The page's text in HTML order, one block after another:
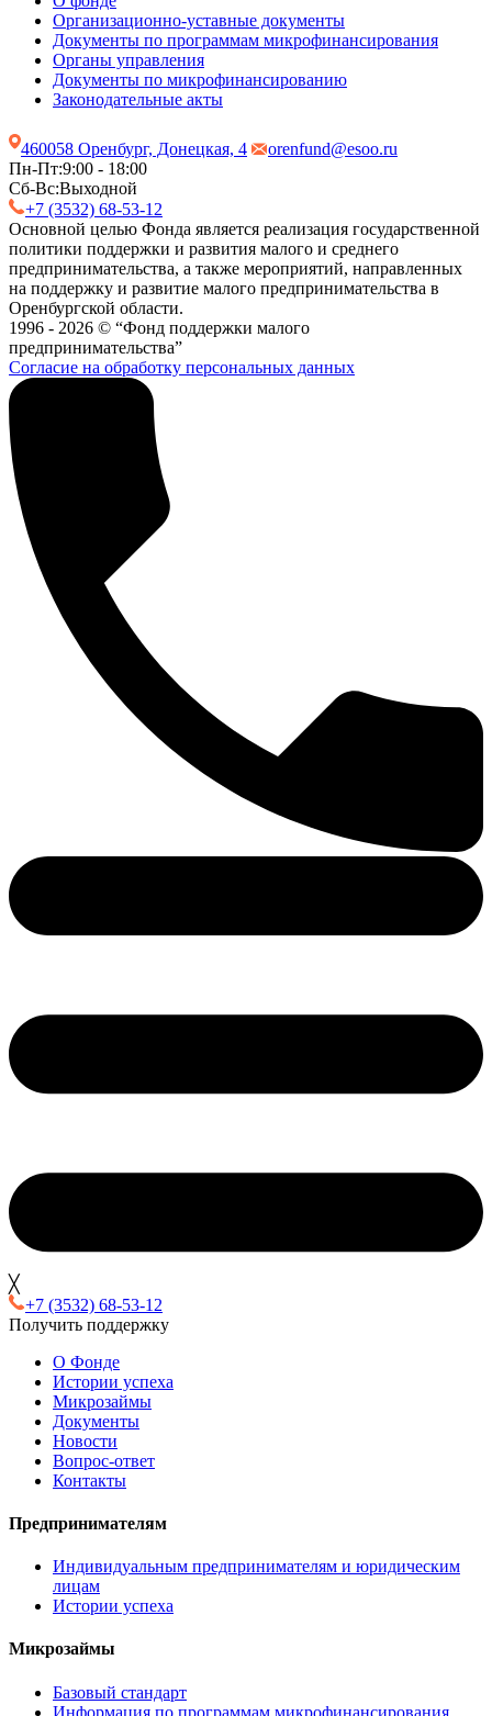
Организационно-уставные документы
Документы по программам микрофинансирования
Органы управления
Документы по микрофинансированию
Законодательные акты
460058 Оренбург, Донецкая, 4
orenfund@esoo.ru
Пн-Пт:9:00 - 18:00
Сб-Вс:Выходной
+7 (3532) 68-53-12
Основной целью Фонда является реализация государственной
политики поддержки и развития малого и среднего
предпринимательства, а также мероприятий, направленных
на поддержку и развитие малого предпринимательства в
Оренбургской области.
1996 - 2026 © “Фонд поддержки малого
предпринимательства”
Согласие на обработку персональных данных
╳
+7 (3532) 68-53-12
Получить поддержку
О Фонде
Истории успеха
Микрозаймы
Документы
Новости
Вопрос-ответ
Контакты
Предпринимателям
Индивидуальным предпринимателям и юридическим
лицам
Истории успеха
Микрозаймы
Базовый стандарт
Информация по программам микрофинансирования